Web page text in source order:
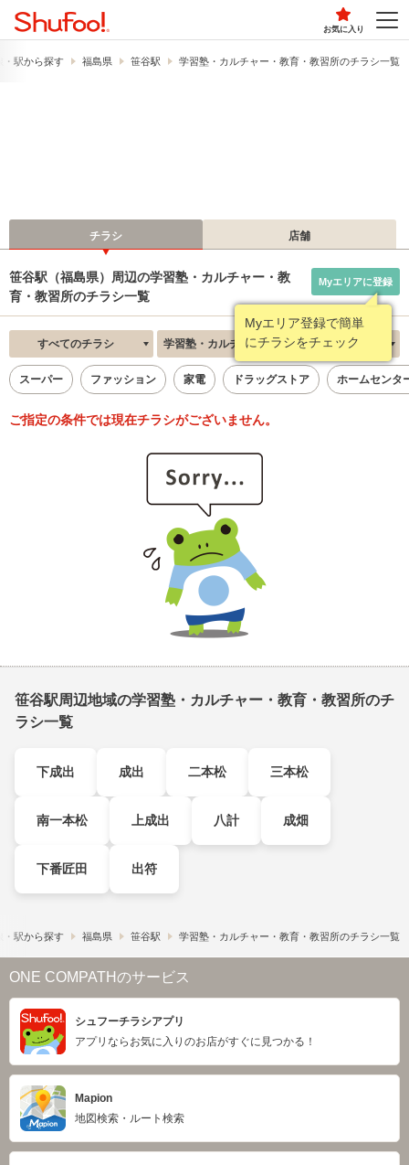
お気に入り
・駅から探す 福島県 笹谷駅 学習塾・カルチャー・教育・教習所のチラシ一覧
チラシ 店舗
笹谷駅（福島県）周辺の学習塾・カルチャー・教
育・教習所のチラシ一覧
Myエリア登録で簡単
にチラシをチェック
Myエリアに登録
すべてのチラシ 学習塾・カルチャー・教育・教習所 新着順
スーパー ファッション 家電 ドラッグストア ホームセンタ
ご指定の条件では現在チラシがございません。
笹谷駅周辺地域の学習塾・カルチャー・教育・教習所のチ
ラシ一覧
下成出 成出 二本松 三本松
南一本松 上成出 八計 成畑
下番匠田 出符
・駅から探す 福島県 笹谷駅 学習塾・カルチャー・教育・教習所のチラシ一覧
ONE COMPATHのサービス
シュフーチラシアプリ
アプリならお気に入りのお店がすぐに見つかる！
Mapion
地図検索・ルート検索